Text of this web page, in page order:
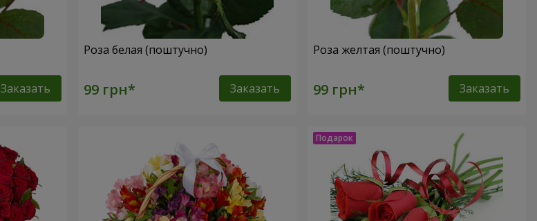
Заказать
Роза белая (поштучно)
Заказать
Роза желтая (поштучно)
Заказать